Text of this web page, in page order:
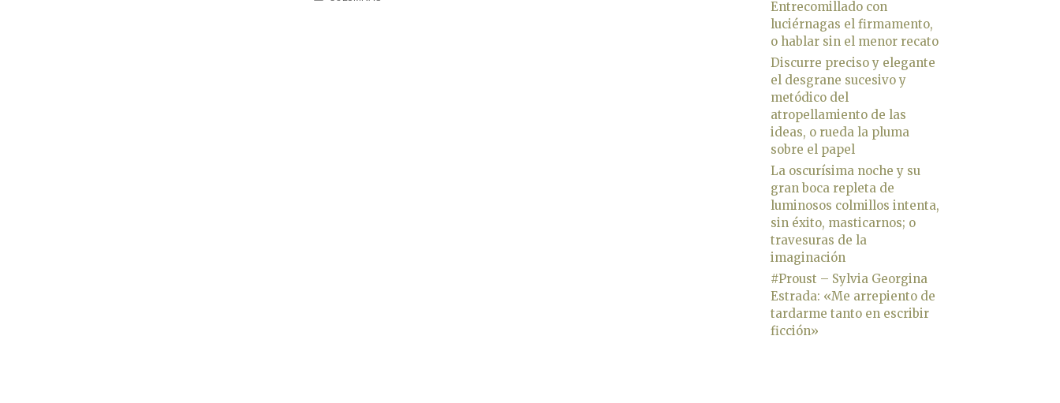
Entrecomillado con
luciérnagas el firmamento,
o hablar sin el menor recato
Discurre preciso y elegante
el desgrane sucesivo y
metódico del
atropellamiento de las
ideas, o rueda la pluma
sobre el papel
La oscurísima noche y su
gran boca repleta de
luminosos colmillos intenta,
sin éxito, masticarnos; o
travesuras de la
imaginación
#Proust – Sylvia Georgina
Estrada: «Me arrepiento de
tardarme tanto en escribir
ficción»